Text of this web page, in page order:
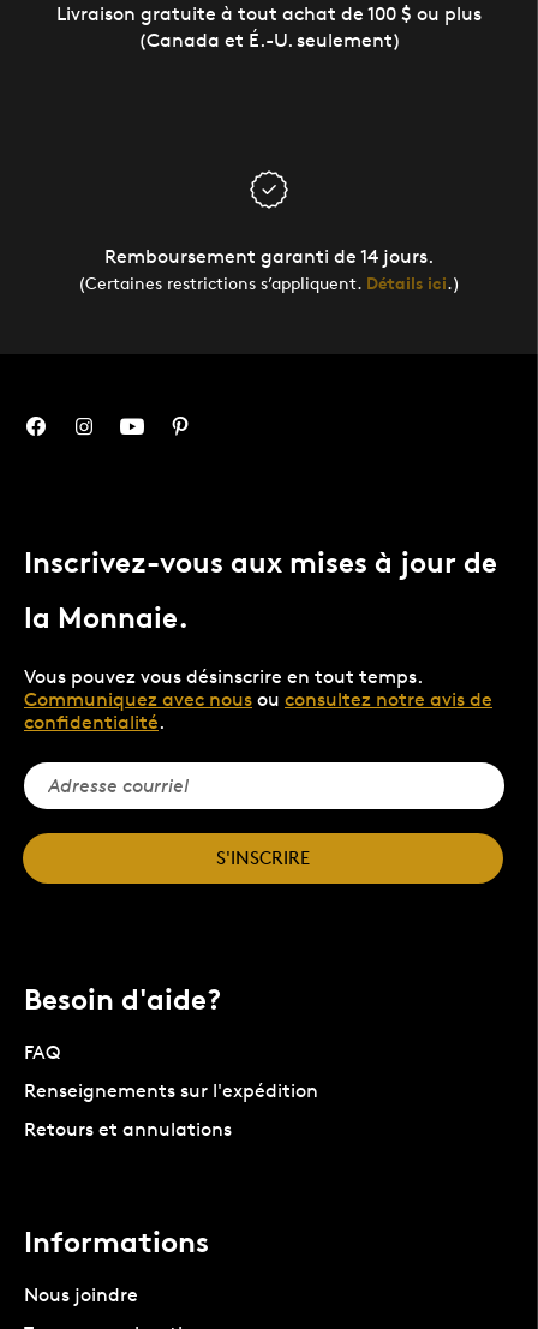
Livraison gratuite à tout achat de 100 $ ou plus
(Canada et É.-U. seulement)
Remboursement garanti de 14 jours.
(Certaines restrictions s’appliquent. Détails ici.)
Inscrivez-vous aux mises à jour de
la Monnaie.
Vous pouvez vous désinscrire en tout temps.
Communiquez avec nous ou consultez notre avis de
confidentialité.
S'INSCRIRE
Besoin d'aide?
FAQ
Renseignements sur l'expédition
Retours et annulations
Informations
Nous joindre